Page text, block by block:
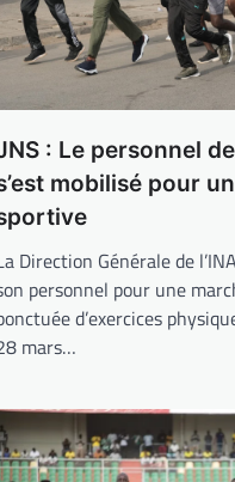
: Le personnel de
mobilisé pour
Direction Générale de
personnel pour une
d’exercices
mars…